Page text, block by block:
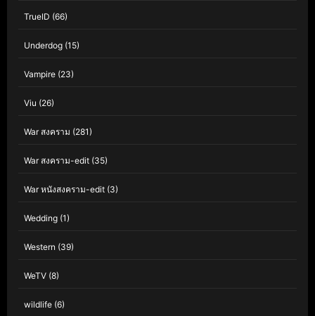
TrueID (66)
Underdog (15)
Vampire (23)
Viu (26)
War สงคราม (281)
War สงคราม-edit (35)
War หนังสงคราม-edit (3)
Wedding (1)
Western (39)
WeTV (8)
wildlife (6)